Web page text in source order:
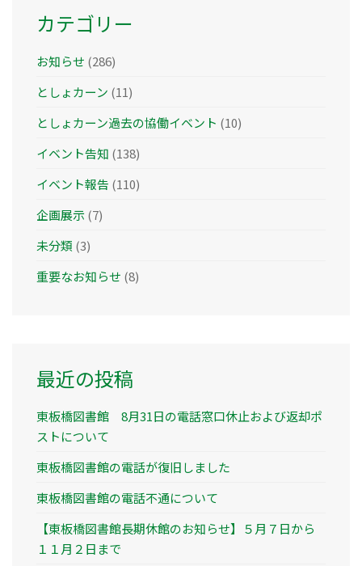
カテゴリー
お知らせ (286)
としょカーン (11)
としょカーン過去の協働イベント (10)
イベント告知 (138)
イベント報告 (110)
企画展示(7)
未分類 (3)
重要なお知らせ (8)
最近の投稿
東板橋図書館 8月31日の電話窓口休止および返却ポ
ストについて
東板橋図書館の電話が復旧しました
東板橋図書館の電話不通について
【東板橋図書館長期休館のお知らせ】５月７日から
１１月２日まで